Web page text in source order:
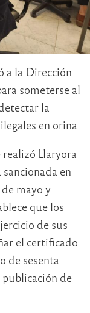
a la Dirección
someterse al
la
en orina
Llaryora
en
mayo y
que los
de sus
el certificado
de sesenta
de